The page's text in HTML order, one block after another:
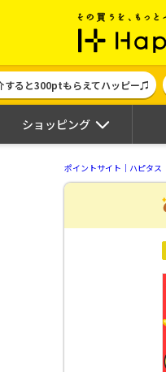
すると300ptもらえてハッピー♫
ショッピング
ポイントサイト｜ハピタス